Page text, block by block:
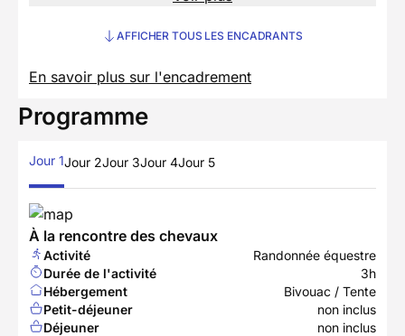
AFFICHER TOUS LES ENCADRANTS
En savoir plus sur l'encadrement
Programme
Jour 1Jour 2Jour 3Jour 4Jour 5
À la rencontre des chevaux
Activité
Randonnée équestre
Durée de l'activité
3h
Hébergement
Bivouac / Tente
Petit-déjeuner
non inclus
Déjeuner
non inclus